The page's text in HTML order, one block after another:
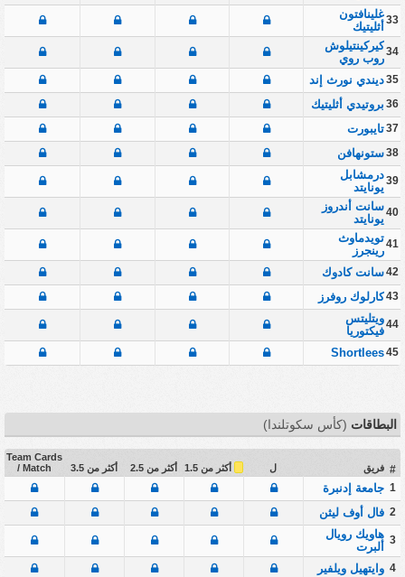
33غلينافتون
أثليتيك
34كيركينتيلوش
روب روي
35ديندي نورث إند
36 بروتيدي أثليتيك
37تايبورت
38ستونهافن
39درمشابل
يونايتد
40سانت أندروز
يونايتد
41تويدماوث
رينجرز
42سانت كادوك
43كارلوك روفرز
44ويتليتس
فيكتوريا
45
Shortlees
البطاقات (كأس سكوتلندا)
# فريق ل أكثر من 1.5 أكثر من 2.5 أكثر من 3.5
Team Cards
/ Match
1 جامعة إدنبرة
2 فال أوف ليثن
3 هاويك رويال
ألبرت
4 وايتهيل ويلفير